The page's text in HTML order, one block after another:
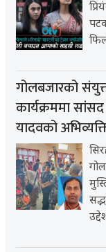
गोलबजारको
कार्यक्रममा
यादवको